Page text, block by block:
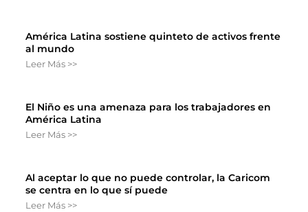
América Latina sostiene quinteto de activos frente
al mundo
Leer Más >>
El Niño es una amenaza para los trabajadores en
América Latina
Leer Más >>
Al aceptar lo que no puede controlar, la Caricom
se centra en lo que sí puede
Leer Más >>